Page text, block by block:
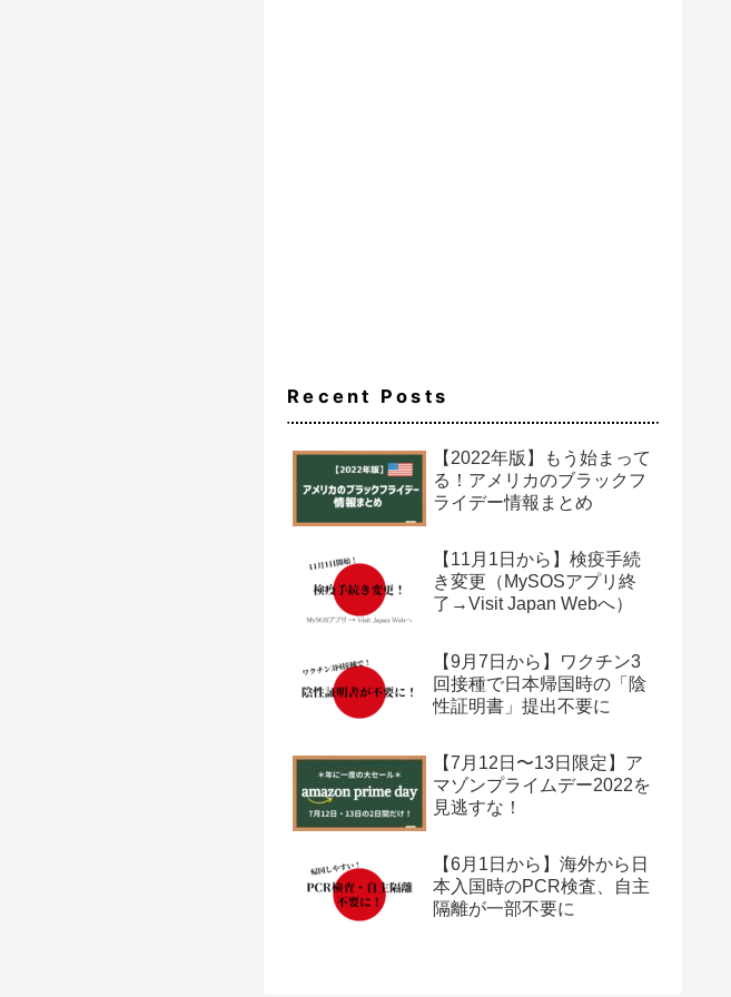
Recent Posts
【2022年版】もう始まって
る！アメリカのブラックフ
ライデー情報まとめ
【11月1日から】検疫手続
き変更（MySOSアプリ終
了→Visit Japan Webへ）
【9月7日から】ワクチン3
回接種で日本帰国時の「陰
性証明書」提出不要に
【7月12日〜13日限定】ア
マゾンプライムデー2022を
見逃すな！
【6月1日から】海外から日
本入国時のPCR検査、自主
隔離が一部不要に